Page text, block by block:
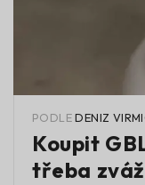
PODLE DENIZ
Koupit
třeba